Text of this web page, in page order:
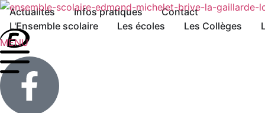
Actualités Infos pratiques Contact
L'Ensemble scolaire Les écoles Les Collèges
MENU